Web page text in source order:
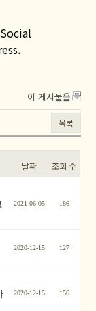
이 게시물을
목록
날짜 조회 수
2021-06-05 186
2020-12-15 127
2020-12-15 156